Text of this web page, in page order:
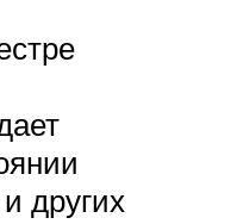
других